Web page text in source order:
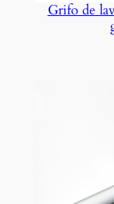
Grifo de